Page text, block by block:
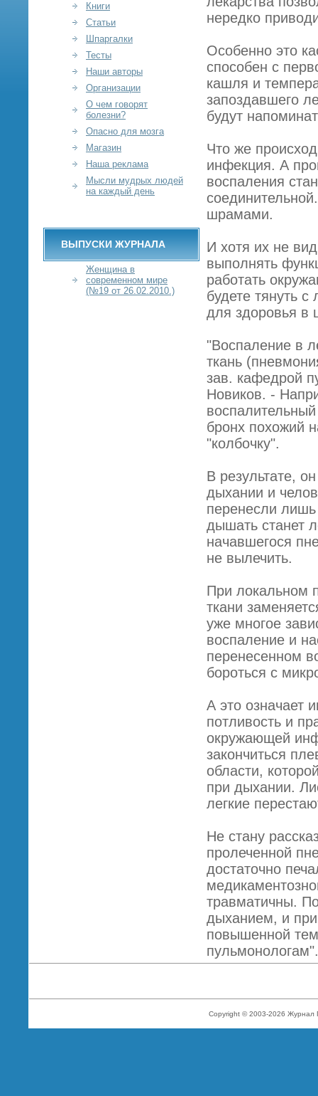
нередко
Особенно это
способен с
кашля и
запоздавшего
будут
Что же
инфекция. А
воспаления
шрамами.
И хотя их не
выполнять
работать
будете тянуть
для здоровья в
"Воспаление в
ткань
зав. кафедрой
Новиков. -
бронх похожий
"колбочку".
В результате,
дыхании и
перенесли
дышать станет
начавшегося
не вылечить.
При локальном
ткани
уже многое
воспаление и
перенесенном
бороться с
А это означает
потливость и
окружающей
закончиться
области,
при дыхании.
легкие
Не стану
пролеченной
достаточно
травматичны.
дыханием, и
повышенной
пульмонологам".
Книги
Статьи
Шпаргалки
Тесты
Наши авторы
Организации
О чем говорят
болезни?
Опасно для мозга
Магазин
Наша реклама
Мысли мудрых людей
на каждый день
ВЫПУСКИ ЖУРНАЛА
Женщина в
современном мире
(№19 от 26.02.2010.)
Copyright © 2003-2026 Журнал